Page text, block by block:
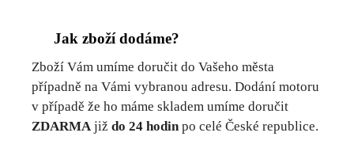
Jak zboží dodáme?
Zboží Vám umíme doručit do Vašeho města
případně na Vámi vybranou adresu. Dodání motoru
v případě že ho máme skladem umíme doručit
ZDARMA již do 24 hodin po celé České republice.